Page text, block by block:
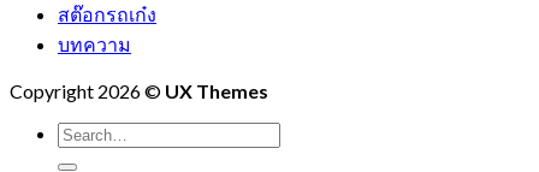
สต๊อกรถเก๋ง
บทความ
Copyright 2026 © UX Themes